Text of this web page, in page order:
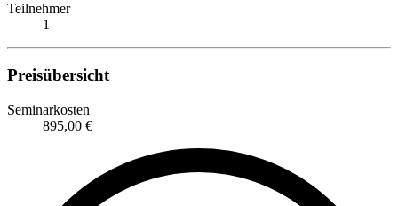
Teilnehmer
1
Preisübersicht
Seminarkosten
895,00 €